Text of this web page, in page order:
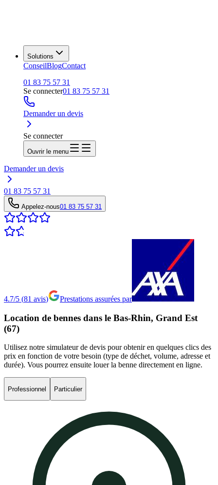
Solutions
ConseilBlogContact
01 83 75 57 31
Se connecter01 83 75 57 31
Demander un devis
Se connecter
Ouvrir le menu
Demander un devis
01 83 75 57 31
Appelez-nous01 83 75 57 31
4.7/5 (81 avis) Prestations assurées par
Location de bennes dans le Bas-Rhin, Grand Est
(67)
Utilisez notre simulateur de devis pour obtenir en quelques clics des
prix en fonction de votre besoin (type de déchet, volume, adresse et
durée). Vous pourrez ensuite louer la benne directement en ligne.
Professionnel Particulier